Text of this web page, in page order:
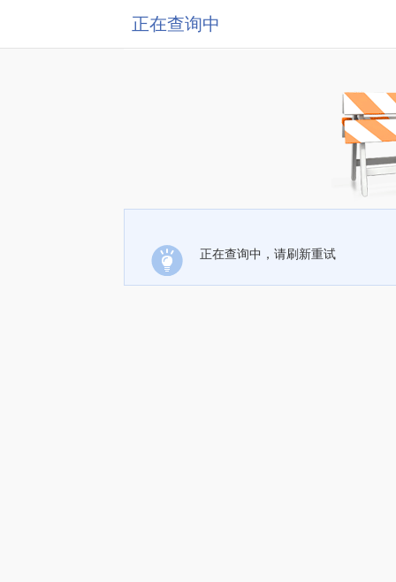
正在查询中
正在查询中，请刷新重试